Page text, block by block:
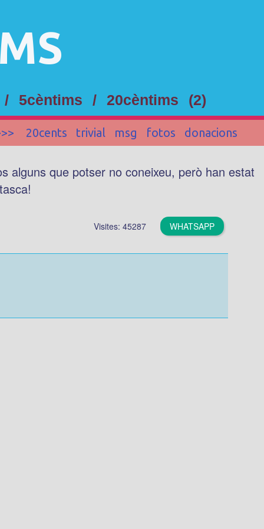
/ 5cèntims / 20cèntims (2)
20cents trivial msg fotos donacions
alguns que potser no coneixeu, però han estat
Visites: 45287 WHATSAPP